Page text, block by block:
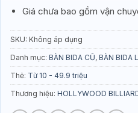
Giá chưa bao gồm vận
SKU: Không áp dụng
Danh mục: BÀN BIDA CŨ, BÀN BIDA
Thẻ: Từ 10 - 49.9 triệu
Thương hiệu: HOLLYWOOD